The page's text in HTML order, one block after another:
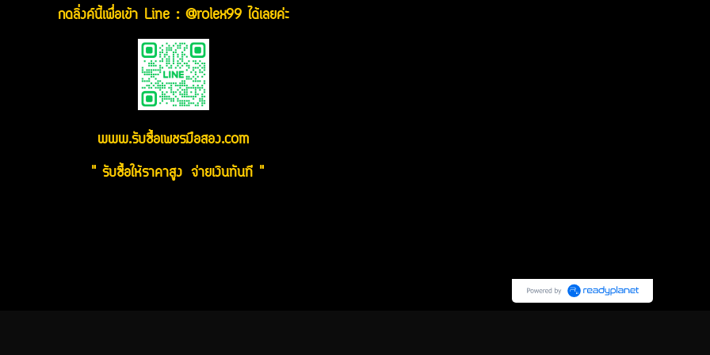
กดลิ่งค์นี้เพื่อเข้า Line : @rolex99 ได้เลยค่ะ
www.รับซื้อเพชรมือสอง.com
" รับซื้อให้ราคาสูง จ่ายเงินทันที "